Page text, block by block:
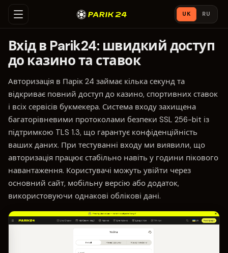
UK RU
Вхід в Parik24: швидкий доступ
до казино та ставок
Авторизація в Парік 24 займає кілька секунд та
відкриває повний доступ до казино, спортивних ставок
і всіх сервісів букмекера. Система входу захищена
багаторівневими протоколами безпеки SSL 256-bit із
підтримкою TLS 1.3, що гарантує конфіденційність
ваших даних. При тестуванні входу ми виявили, що
авторизація працює стабільно навіть у години пікового
навантаження. Користувачі можуть увійти через
основний сайт, мобільну версію або додаток,
використовуючи однакові облікові дані.